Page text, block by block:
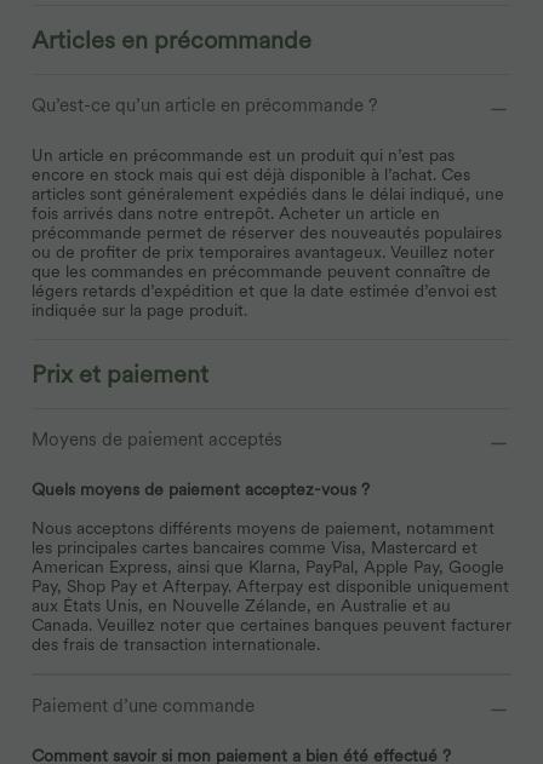
Articles en précommande
Qu’est-ce qu’un article en précommande ?
Un article en précommande est un produit qui n’est pas
encore en stock mais qui est déjà disponible à l’achat. Ces
articles sont généralement expédiés dans le délai indiqué, une
fois arrivés dans notre entrepôt. Acheter un article en
précommande permet de réserver des nouveautés populaires
ou de profiter de prix temporaires avantageux. Veuillez noter
que les commandes en précommande peuvent connaître de
légers retards d’expédition et que la date estimée d’envoi est
indiquée sur la page produit.
Prix et paiement
Moyens de paiement acceptés
Quels moyens de paiement acceptez-vous ?
Nous acceptons différents moyens de paiement, notamment
les principales cartes bancaires comme Visa, Mastercard et
American Express, ainsi que Klarna, PayPal, Apple Pay, Google
Pay, Shop Pay et Afterpay. Afterpay est disponible uniquement
aux États Unis, en Nouvelle Zélande, en Australie et au
Canada. Veuillez noter que certaines banques peuvent facturer
des frais de transaction internationale.
Paiement d’une commande
Comment savoir si mon paiement a bien été effectué ?